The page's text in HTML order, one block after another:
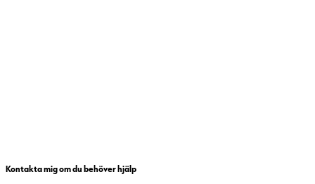
Kontakta mig om du behöver hjälp